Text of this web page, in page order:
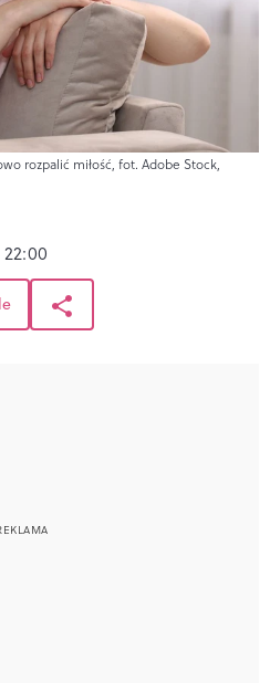
rozpalić miłość, fot. Adobe Stock,
22:00